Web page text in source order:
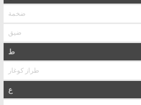
ضخمة
ضيق
ط
طراز كوغار
ع